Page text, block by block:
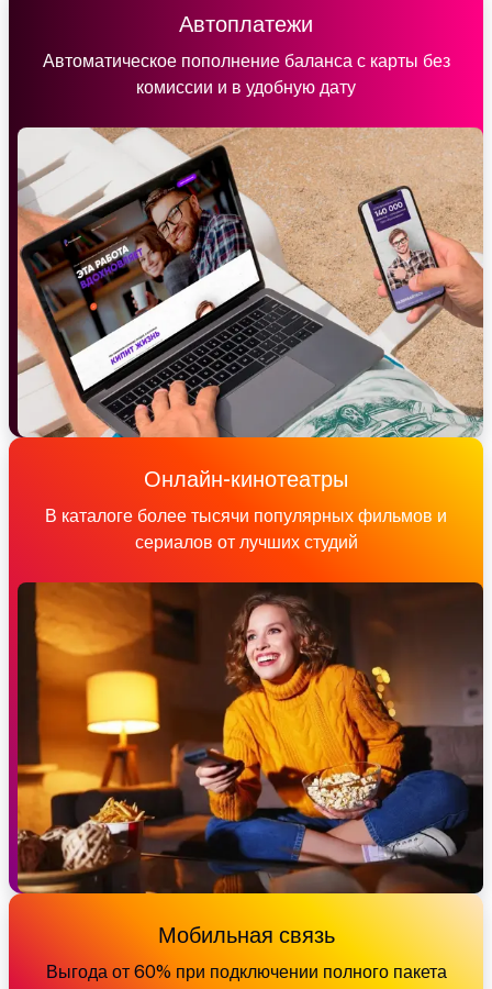
Автоплатежи
Автоматическое пополнение баланса с карты без
комиссии и в удобную дату
Онлайн-кинотеатры
В каталоге более тысячи популярных фильмов и
сериалов от лучших студий
Мобильная связь
Выгода от 60% при подключении полного пакета